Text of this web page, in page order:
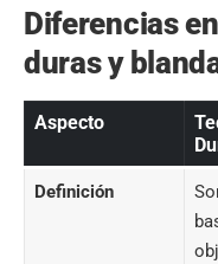
Diferencias
duras y
Aspecto
Definición